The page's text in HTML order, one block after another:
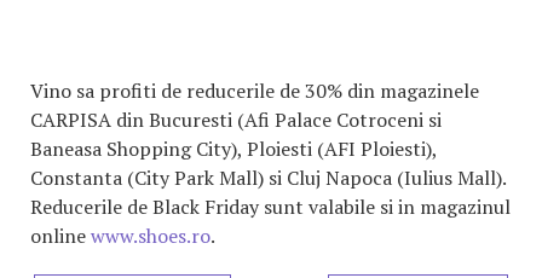
Vino sa profiti de reducerile de 30% din magazinele
CARPISA din Bucuresti (Afi Palace Cotroceni si
Baneasa Shopping City), Ploiesti (AFI Ploiesti),
Constanta (City Park Mall) si Cluj Napoca (Iulius Mall).
Reducerile de Black Friday sunt valabile si in magazinul
onlinewww.shoes.ro.